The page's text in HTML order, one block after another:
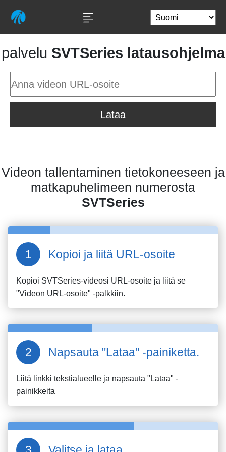
palvelu SVTSeries latausohjelma
Lataa
Videon tallentaminen tietokoneeseen ja
matkapuhelimeen numerosta
SVTSeries
Kopioi ja liitä URL-osoite
Kopioi SVTSeries-videosi URL-osoite ja liitä se
"Videon URL-osoite" -palkkiin.
Napsauta "Lataa" -painiketta.
Liitä linkki tekstialueelle ja napsauta "Lataa" -
painikkeita